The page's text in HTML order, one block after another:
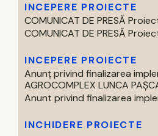
INCEPERE PROIECTE
COMUNICAT DE PRESĂ
COMUNICAT DE PRESĂ
INCEPERE PROIECTE
Anunț privind finalizarea
AGROCOMPLEX LUNCA
Anunt privind finalizarea
INCHIDERE PROIECTE